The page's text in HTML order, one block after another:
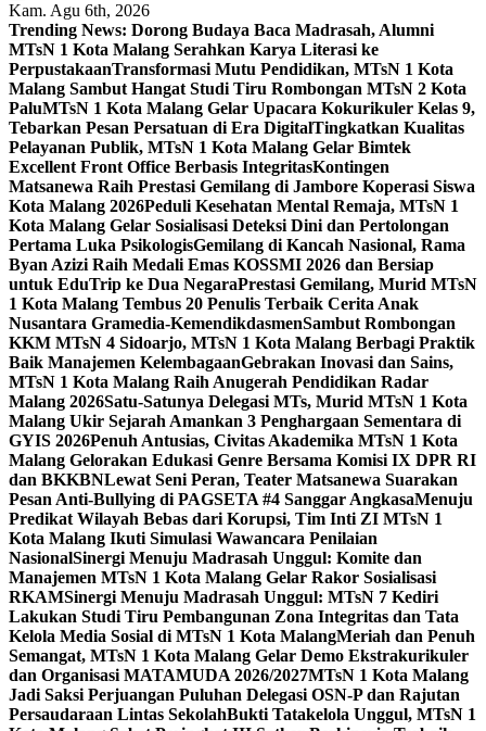
Kam. Agu 6th, 2026
Trending News: Dorong Budaya Baca Madrasah, Alumni
MTsN 1 Kota Malang Serahkan Karya Literasi ke
PerpustakaanTransformasi Mutu Pendidikan, MTsN 1 Kota
Malang Sambut Hangat Studi Tiru Rombongan MTsN 2 Kota
PaluMTsN 1 Kota Malang Gelar Upacara Kokurikuler Kelas 9,
Tebarkan Pesan Persatuan di Era DigitalTingkatkan Kualitas
Pelayanan Publik, MTsN 1 Kota Malang Gelar Bimtek
Excellent Front Office Berbasis IntegritasKontingen
Matsanewa Raih Prestasi Gemilang di Jambore Koperasi Siswa
Kota Malang 2026Peduli Kesehatan Mental Remaja, MTsN 1
Kota Malang Gelar Sosialisasi Deteksi Dini dan Pertolongan
Pertama Luka PsikologisGemilang di Kancah Nasional, Rama
Byan Azizi Raih Medali Emas KOSSMI 2026 dan Bersiap
untuk EduTrip ke Dua NegaraPrestasi Gemilang, Murid MTsN
1 Kota Malang Tembus 20 Penulis Terbaik Cerita Anak
Nusantara Gramedia-KemendikdasmenSambut Rombongan
KKM MTsN 4 Sidoarjo, MTsN 1 Kota Malang Berbagi Praktik
Baik Manajemen KelembagaanGebrakan Inovasi dan Sains,
MTsN 1 Kota Malang Raih Anugerah Pendidikan Radar
Malang 2026Satu-Satunya Delegasi MTs, Murid MTsN 1 Kota
Malang Ukir Sejarah Amankan 3 Penghargaan Sementara di
GYIS 2026Penuh Antusias, Civitas Akademika MTsN 1 Kota
Malang Gelorakan Edukasi Genre Bersama Komisi IX DPR RI
dan BKKBNLewat Seni Peran, Teater Matsanewa Suarakan
Pesan Anti-Bullying di PAGSETA #4 Sanggar AngkasaMenuju
Predikat Wilayah Bebas dari Korupsi, Tim Inti ZI MTsN 1
Kota Malang Ikuti Simulasi Wawancara Penilaian
NasionalSinergi Menuju Madrasah Unggul: Komite dan
Manajemen MTsN 1 Kota Malang Gelar Rakor Sosialisasi
RKAMSinergi Menuju Madrasah Unggul: MTsN 7 Kediri
Lakukan Studi Tiru Pembangunan Zona Integritas dan Tata
Kelola Media Sosial di MTsN 1 Kota MalangMeriah dan Penuh
Semangat, MTsN 1 Kota Malang Gelar Demo Ekstrakurikuler
dan Organisasi MATAMUDA 2026/2027MTsN 1 Kota Malang
Jadi Saksi Perjuangan Puluhan Delegasi OSN-P dan Rajutan
Persaudaraan Lintas SekolahBukti Tatakelola Unggul, MTsN 1